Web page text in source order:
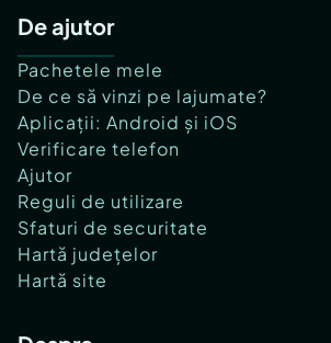
De ajutor
Pachetele mele
De ce să vinzi pe lajumate?
Aplicații: Android și iOS
Verificare telefon
Ajutor
Reguli de utilizare
Sfaturi de securitate
Hartă județelor
Hartă site